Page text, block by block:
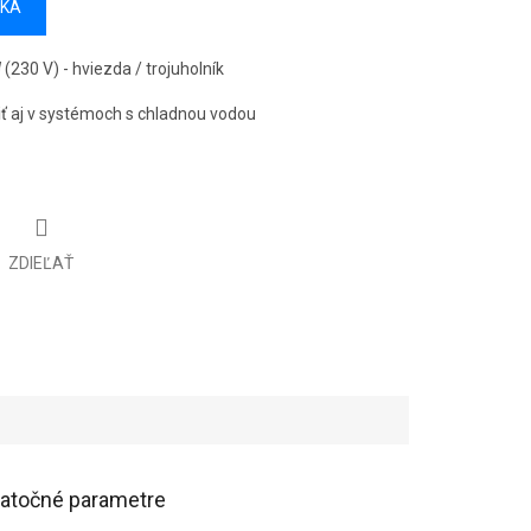
(230 V) - hviezda / trojuholník
aj v systémoch s chladnou vodou
ZDIEĽAŤ
parametre